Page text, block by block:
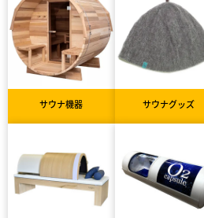
サウナ機器 サウナグッズ